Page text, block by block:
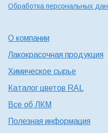
Обработка персональных
О компании
Лакокрасочная продукция
Химическое сырье
Каталог цветов RAL
Все об ЛКМ
Полезная информация